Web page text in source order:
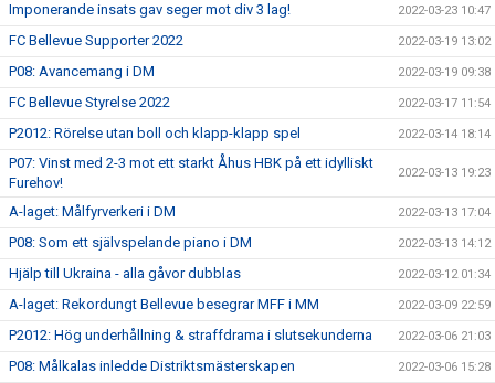
Imponerande insats gav seger mot div 3 lag! 2022-03-23 10:47
FC Bellevue Supporter 2022 2022-03-19 13:02
P08: Avancemang i DM 2022-03-19 09:38
FC Bellevue Styrelse 2022 2022-03-17 11:54
P2012: Rörelse utan boll och klapp-klapp spel 2022-03-14 18:14
P07: Vinst med 2-3 mot ett starkt Åhus HBK på ett idylliskt
Furehov!
2022-03-13 19:23
A-laget: Målfyrverkeri i DM 2022-03-13 17:04
P08: Som ett självspelande piano i DM 2022-03-13 14:12
Hjälp till Ukraina - alla gåvor dubblas 2022-03-12 01:34
A-laget: Rekordungt Bellevue besegrar MFF i MM 2022-03-09 22:59
P2012: Hög underhållning & straffdrama i slutsekunderna 2022-03-06 21:03
P08: Målkalas inledde Distriktsmästerskapen 2022-03-06 15:28